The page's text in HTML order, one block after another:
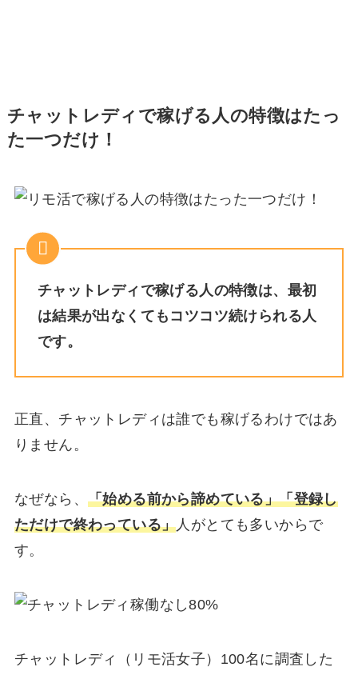
チャットレディで稼げる人の特徴はたっ
た一つだけ！
チャットレディで稼げる人の特徴は、最初
は結果が出なくてもコツコツ続けられる人
です。
正直、チャットレディは誰でも稼げるわけではあ
りません。
なぜなら、 「始める前から諦めている」「登録し
ただけで終わっている」 人がとても多いからで
す。
チャットレディ（リモ活女子）100名に調査した